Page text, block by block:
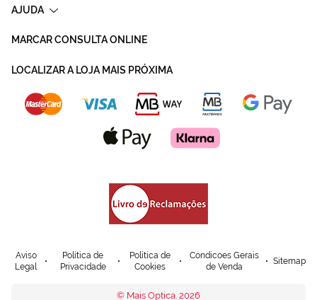
AJUDA
MARCAR CONSULTA ONLINE
LOCALIZAR A LOJA MAIS PRÓXIMA
Aviso
Legal
Política de
Privacidade
Política de
Cookies
Condicoes Gerais
de Venda
Sitemap
© Mais Optica. 2026